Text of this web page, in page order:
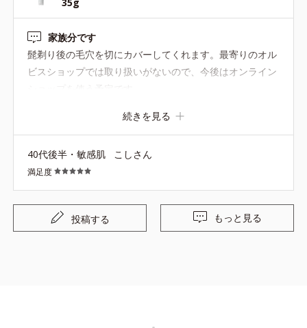
35g
家族分です
髭剃り後の毛穴を切にカバーしてくれます。最寄りのオル
ビスショップでは取り扱いがないので、今後はオンライン
ショップを使う予定です。
続きを見る
40代後半・敏感肌 こしさん
満足度
投稿する もっと見る